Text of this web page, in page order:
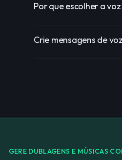
Por que escolher a
Crie mensagens de
GERE DUBLAGENS E MÚSICAS